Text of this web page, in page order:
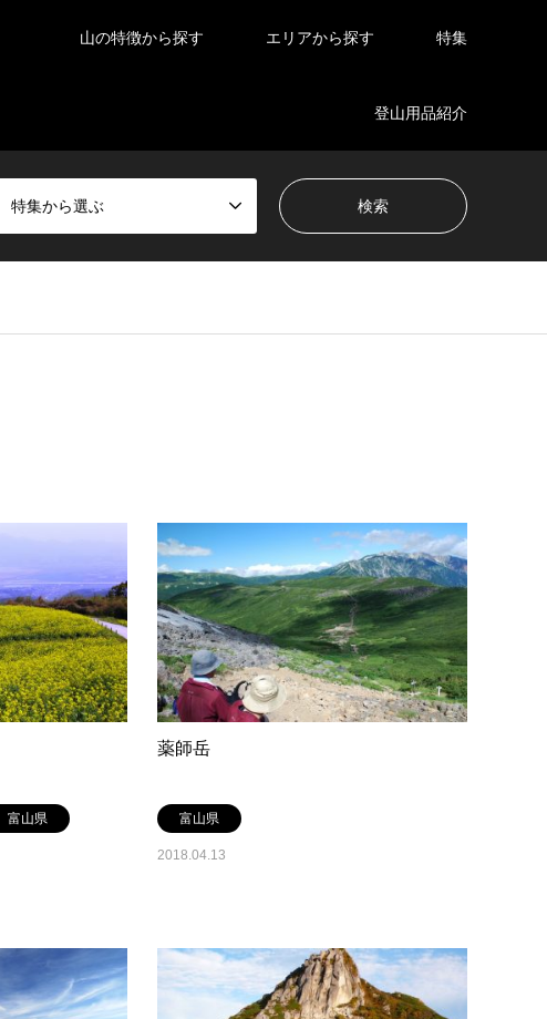
山の特徴から探す エリアから探す 特集
登山用品紹介
特集から選ぶ
富山県
薬師岳
富山県
2018.04.13